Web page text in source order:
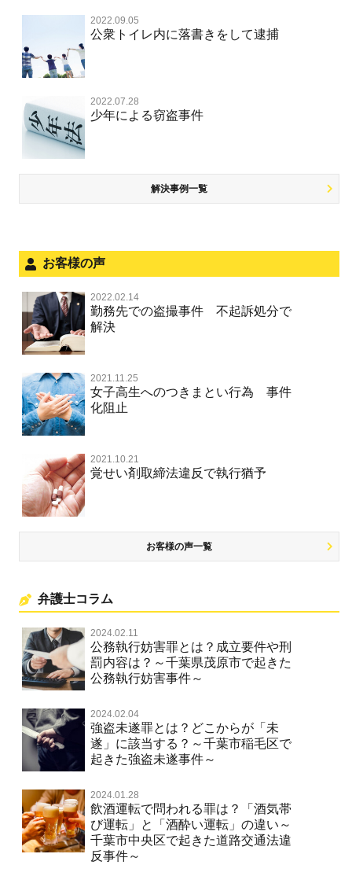
公務執行妨害
自転車事故
銃刀法違反
風営法・風適法違反
児童虐待・保護責任者遺棄
不正競争防止法
住居侵入等
名誉棄損・侮辱
事件のことを秘密にしたい
被害届・告訴・告発されたら
公務執行妨害罪
逮捕・監禁
暴行・傷害
略取・誘拐・人身売買
不同意わいせつ（旧 強制わいせつ，準強制わいせつ）
公然わいせつ罪，わいせつ物頒布等罪，淫行勧誘罪
児童ポルノ リベンジポルノ
盗撮，のぞき行為
窃盗罪
知的財産と刑事事件
恐喝
盗品売買・譲り受け等
覚せい剤
危険ドラッグ
大麻
麻薬及び向精神薬
交通違反・交通事故 TOP
交通事故 交通違反と刑事事件
自転車事故
人身事故・死亡事故
無免許運転
その他 TOP
児童虐待・保護責任者遺棄
住居侵入等
銃刀法違反
ストーカー事件
不正競争防止法
風営法・風適法違反
文書偽造・偽造文書行使
著作権法違反・商標法違反
放火・失火
名誉棄損罪・侮辱
司法取引・刑事免責
取調べの注意点
少年事件の手続と特色
少年事件の処分
被害届・告訴・告発の不安や悩み
面会・差し入れ
2022.09.05
公衆トイレ内に落書きをして逮捕
2022.07.28
少年による窃盗事件
解決事例一覧
お客様の声
2022.02.14
勤務先での盗撮事件 不起訴処分で
解決
2021.11.25
女子高生へのつきまとい行為 事件
化阻止
2021.10.21
覚せい剤取締法違反で執行猶予
お客様の声一覧
弁護士コラム
2024.02.11
公務執行妨害罪とは？成立要件や刑
罰内容は？～千葉県茂原市で起きた
公務執行妨害事件～
2024.02.04
強盗未遂罪とは？どこからが「未
遂」に該当する？～千葉市稲毛区で
起きた強盗未遂事件～
2024.01.28
飲酒運転で問われる罪は？「酒気帯
び運転」と「酒酔い運転」の違い～
千葉市中央区で起きた道路交通法違
反事件～